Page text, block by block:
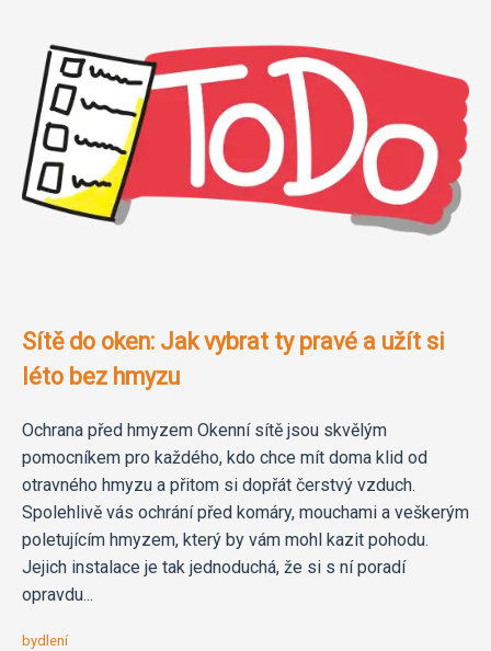
Sítě do oken: Jak vybrat ty pravé a užít si
léto bez hmyzu
Ochrana před hmyzem Okenní sítě jsou skvělým
pomocníkem pro každého, kdo chce mít doma klid od
otravného hmyzu a přitom si dopřát čerstvý vzduch.
Spolehlivě vás ochrání před komáry, mouchami a veškerým
poletujícím hmyzem, který by vám mohl kazit pohodu.
Jejich instalace je tak jednoduchá, že si s ní poradí
opravdu...
bydlení